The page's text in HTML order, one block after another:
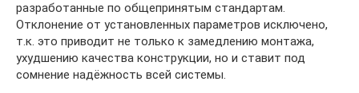
разработанные по общепринятым стандартам.
Отклонение от установленных параметров исключено,
т.к. это приводит не только к замедлению монтажа,
ухудшению качества конструкции, но и ставит под
сомнение надёжность всей системы.